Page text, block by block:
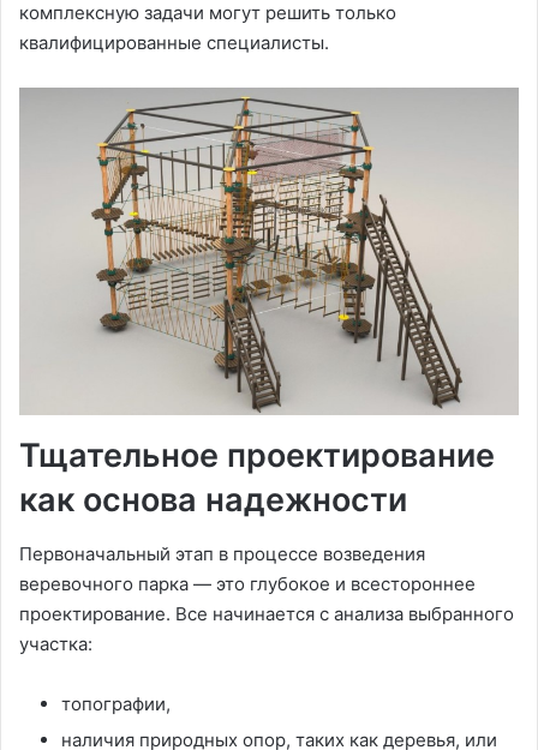
комплексную задачи могут решить только
квалифицированные специалисты.
Тщательное проектирование
как основа надежности
Первоначальный этап в процессе возведения
веревочного парка — это глубокое и всестороннее
проектирование. Все начинается с анализа выбранного
участка:
топографии,
наличия природных опор, таких как деревья, или